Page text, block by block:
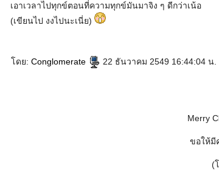
เอาเวลาไปทุกข์ตอนที่ความทุกข์มันมาจิง ๆ ดีกว่าเน้อ
(เขียนไป งงไปนะเนี่ย)
โดย: Conglomerate 22 ธันวาคม 2549 16:44:04 น.
Merry
ขอให้มี
(